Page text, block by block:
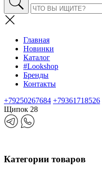
Главная
Новинки
Каталог
#Lookshop
Бренды
Контакты
+79250267684 +79361718526
Щипок 28
Категории товаров